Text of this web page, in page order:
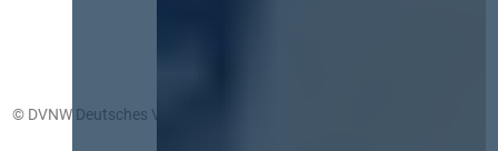
© DVNW Deutsches Vergabenetzwerk GmbH